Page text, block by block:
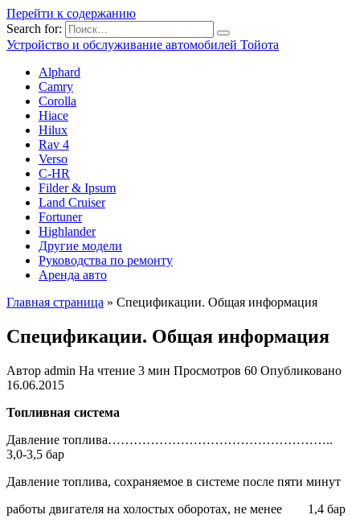
Перейти к содержанию
Search for:
Устройство и обслуживание автомобилей Тойота
Alphard
Camry
Corolla
Hiace
Hilux
Rav 4
Verso
C-HR
Filder & Ipsum
Land Cruiser
Fortuner
Highlander
Другие модели
Руководства по ремонту
Аренда авто
Главная страница » Спецификации. Общая информация
Спецификации. Общая информация
Автор admin На чтение 3 мин Просмотров 60 Опубликовано
16.06.2015
Топливная система
Давление топлива……………………………………………..
3,0-3,5 бар
Давление топлива, сохраняемое в системе после пяти минут
работы двигателя на холостых оборотах, не менее 1,4 бар